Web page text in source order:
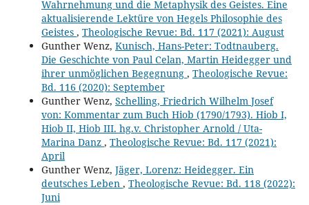
Wahrnehmung und die Metaphysik des Geistes. Eine
aktualisierende Lektüre von Hegels Philosophie des
Geistes , Theologische Revue: Bd. 117 (2021): August
Gunther Wenz, Kunisch, Hans-Peter: Todtnauberg.
Die Geschichte von Paul Celan, Martin Heidegger und
ihrer unmöglichen Begegnung , Theologische Revue:
Bd. 116 (2020): September
Gunther Wenz, Schelling, Friedrich Wilhelm Josef
von: Kommentar zum Buch Hiob (1790/1793). Hiob I,
Hiob II, Hiob III. hg.v. Christopher Arnold / Uta-
Marina Danz , Theologische Revue: Bd. 117 (2021):
April
Gunther Wenz, Jäger, Lorenz: Heidegger. Ein
deutsches Leben , Theologische Revue: Bd. 118 (2022):
Juni